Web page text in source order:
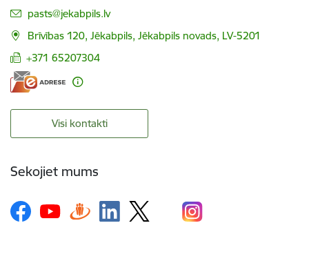
E-pasts:
pasts@jekabpils.lv
Brīvības 120, Jēkabpils, Jēkabpils novads, LV-5201
+371 65207304
Visi kontakti
Sekojiet mums